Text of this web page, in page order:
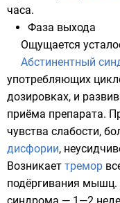
часа.
Фаза выхода
Ощущается
Абстинентный
употребляющих
дозировках, и
приёма препарата.
чувства слабости,
дисфории,
Возникает тремор
подёргивания мышц.